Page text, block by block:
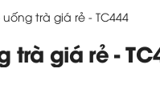
trà giá rẻ - TC444
trà giá rẻ -